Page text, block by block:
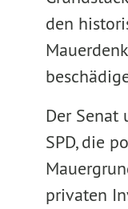
den
Der Senat
SPD, die
privaten